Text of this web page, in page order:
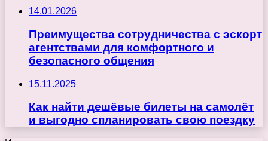
14.01.2026
Преимущества сотрудничества с эскорт
агентствами для комфортного и
безопасного общения
15.11.2025
Как найти дешёвые билеты на самолёт
и выгодно спланировать свою поездку